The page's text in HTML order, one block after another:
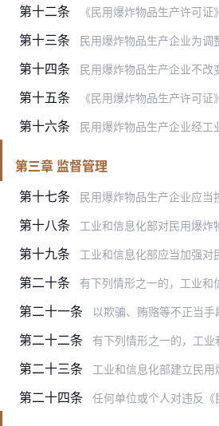
第十二条 《民用爆炸物品生产许可证》有效期内，民用爆炸物品生产企业申请变更企业名称、注册地址、登
第十三条 民用爆炸物品生产企业为调整生产品种及年生产能力进行改建、扩建、异地建设，或者采用现场混
第十四条 民用爆炸物品生产企业不改变生产品种及年生产能力，在现有生产线原址进行技术改造的，应当报
第十五条 《民用爆炸物品生产许可证》及其编号仅限本企
第十六条 民用爆炸物品生产企业经工业和信息化部批准，可以授权其持股比例（包括直接持有和间接持有）
第三章 监督管理
第十七条
民用爆炸物品生产企业应当按照《民用爆炸物品生产许可证》核定的
第十八条 工业和信息化部对民用爆炸物品生产许可实行年度报告制度。民用爆炸物品生产企业应当于每年5
第十九条 工业和信息化部应当加强对民用爆炸物品生产企业的监督检查，建立和完善随机抽查监督管理制度，
第二十条 有下列情形之一的，工业和信息化部
第二十一条 以欺骗、贿赂等不正当手段取得《民用爆炸物品生产许可证》的，工业和信息化部应当
第二十二条 有下列情形之一的，工业和信息化部应当依法
第二十三条 工业和信息化部建立民用爆炸物品生产企业信用记录制度，将民用爆
第二十四条 任何单位或个人对违反《民用爆炸物品安全管理条例》和